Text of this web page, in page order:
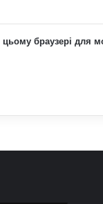
браузері для